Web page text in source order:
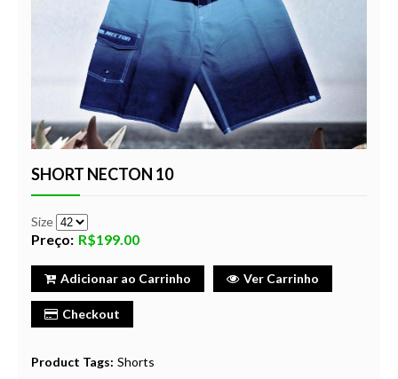
SHORT NECTON 10
Size
Preço: R$199.00
Adicionar ao Carrinho Ver Carrinho
Checkout
Product Tags: Shorts